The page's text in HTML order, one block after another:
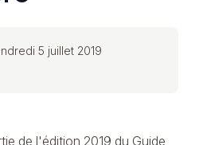
5 juillet 2019
de l'édition 2019 du Guide